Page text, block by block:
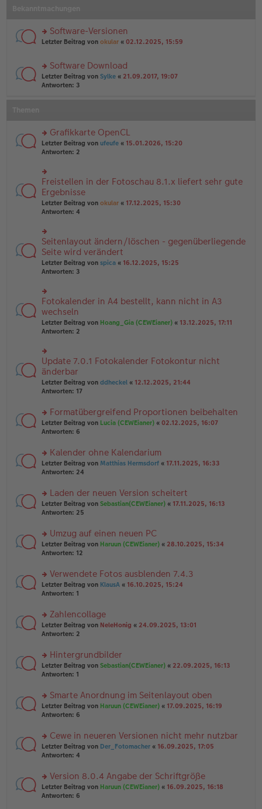
1
v
o
n
6
rs
u
n
g
er
B
ei
tr
g
Software-Versionen
Letzter Beitrag von okular « 02.12.2025, 15:59
rs
te
es
e
n
B
ei
tr
a
g
Software Download
Letzter Beitrag von Sylke « 21.09.2017, 19:07
Antworten: 3
rs
te
u
n
g
el
es
e
er
B
ei
tr
a
g
Grafikkarte OpenCL
Letzter Beitrag von ufeufe « 15.01.2026, 15:20
Antworten: 2
rs
te
r
u
n
el
es
e
n
er
tr
a
g
Freistellen in der Fotoschau 8.1.x liefert sehr gute
Ergebnisse
Letzter Beitrag von okular « 17.12.2025, 15:30
Antworten: 4
rs
te
r
u
n
el
es
e
n
er
tr
a
g
Seitenlayout ändern/löschen - gegenüberliegende
Seite wird verändert
Letzter Beitrag von spica « 16.12.2025, 15:25
Antworten: 3
rs
te
r
u
n
el
es
e
n
er
tr
a
g
Fotokalender in A4 bestellt, kann nicht in A3
wechseln
Letzter Beitrag von Hoang_Gia (CEWEianer) « 13.12.2025, 17:11
Antworten: 2
rs
te
r
u
n
el
es
e
B
ei
tr
g
Update 7.0.1 Fotokalender Fotokontur nicht
änderbar
Letzter Beitrag von ddheckel « 12.12.2025, 21:44
Antworten: 17
rs
te
n
g
el
e
n
er
tr
a
g
Formatübergreifend Proportionen beibehalten
Letzter Beitrag von Lucia (CEWEianer) « 02.12.2025, 16:07
Antworten: 6
rs
te
n
g
el
e
n
er
tr
a
g
Kalender ohne Kalendarium
Letzter Beitrag von Matthias Hermsdorf « 17.11.2025, 16:33
Antworten: 24
rs
te
n
g
el
e
n
er
tr
a
g
Laden der neuen Version scheitert
Letzter Beitrag von Sebastian(CEWEianer) « 17.11.2025, 16:13
Antworten: 25
rs
te
n
g
el
e
n
er
tr
a
g
Umzug auf einen neuen PC
Letzter Beitrag von Haruun (CEWEianer) « 28.10.2025, 15:34
Antworten: 12
rs
te
n
g
el
e
n
er
tr
a
g
Verwendete Fotos ausblenden 7.4.3
Letzter Beitrag von KlausA « 16.10.2025, 15:24
Antworten: 1
rs
te
n
g
el
e
n
er
tr
a
g
Zahlencollage
Letzter Beitrag von NeleHonig « 24.09.2025, 13:01
Antworten: 2
rs
te
n
g
el
e
n
er
tr
a
g
Hintergrundbilder
Letzter Beitrag von Sebastian(CEWEianer) « 22.09.2025, 16:13
Antworten: 1
rs
te
n
g
el
e
n
er
Smarte Anordnung im Seitenlayout oben
Letzter Beitrag von Haruun (CEWEianer) « 17.09.2025, 16:19
Antworten: 6
rs
te
n
g
el
Cewe in neueren Versionen nicht mehr nutzbar
Letzter Beitrag von Der_Fotomacher « 16.09.2025, 17:05
Antworten: 4
rs
te
Version 8.0.4 Angabe der Schriftgröße
Letzter Beitrag von Haruun (CEWEianer) « 16.09.2025, 16:18
Antworten: 6